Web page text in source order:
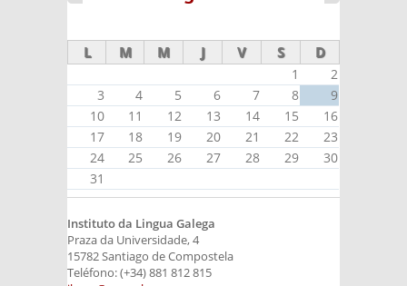
L M M J V S D
1
2
3
4 5 6 7 8
9
10
11 12 13 14 15
16
17
18 19 20 21 22
23
24
25 26 27 28 29
30
31
Instituto da Lingua Galega
Praza da Universidade, 4
15782 Santiago de Compostela
Teléfono: (+34) 881 812 815